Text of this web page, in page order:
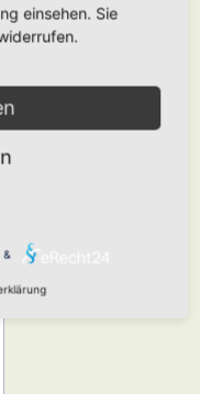
daher kein HTML oder
E-Mail-Adresse angegeben.
einsehen. Sie
&